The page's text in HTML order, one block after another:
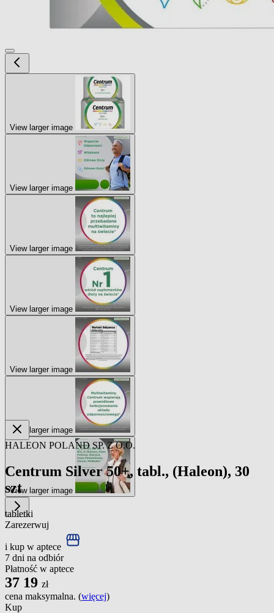
View larger image
View larger image
View larger image
View larger image
View larger image
View larger image
View larger image
HALEON POLAND SP. Z O.O.
Centrum Silver 50+, tabl., (Haleon), 30
szt
tabletki
Zarezerwuj
i kup w aptece
7 dni na odbiór
Płatność w aptece
37 19 zł
cena maksymalna. (więcej)
Kup